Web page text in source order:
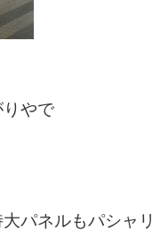
やで
パネルもパシャリ